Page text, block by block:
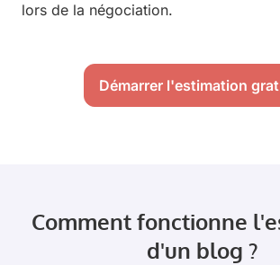
lors de la négociation.
Démarrer l'estimation
Comment fonctionne
d'un blog ?